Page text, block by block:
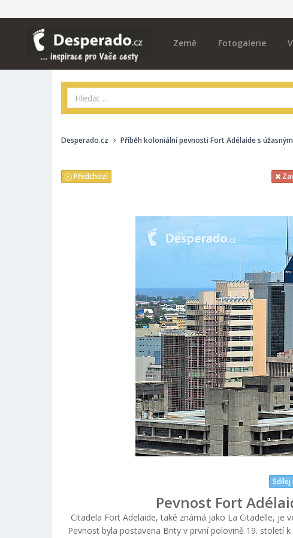
Země Fotogalerie
Desperado.cz Příběh koloniální pevnosti Fort Adélaide s
Předchozí
Sdílej
Pevnost Fort
Citadela Fort Adelaide, také známá jako La Citadelle, je
Pevnost byla postavena Brity v první polovině 19. století